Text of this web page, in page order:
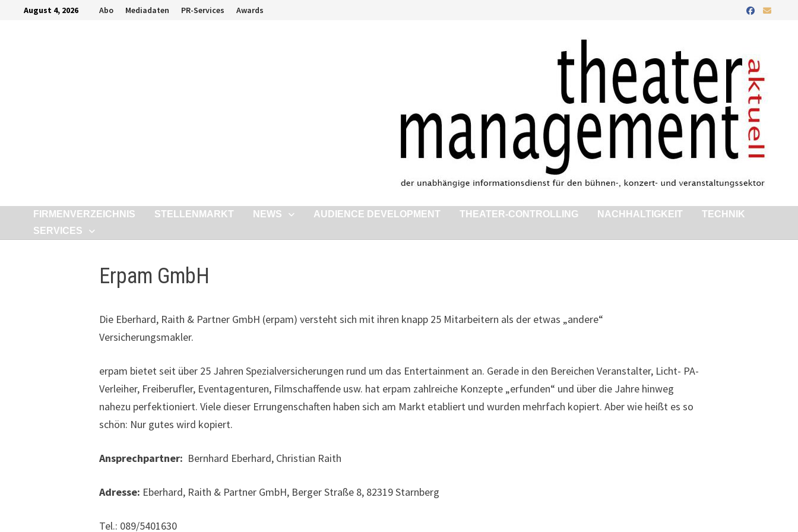
ZurückAugust 4, 2026 Abo Mediadaten PR-Services Awards
FIRMENVERZEICHNIS STELLENMARKT NEWS AUDIENCE DEVELOPMENT THEATER-CONTROLLING NACHHALTIGKEIT
TECHNIK
SERVICES
Erpam GmbH
Die Eberhard, Raith & Partner GmbH (erpam) versteht sich mit ihren knapp 25 Mitarbeitern als der etwas „andere“
Versicherungsmakler.
erpam bietet seit über 25 Jahren Spezialversicherungen rund um das Entertainment an. Gerade in den Bereichen Veranstalter, Licht- PA-
Verleiher, Freiberufler, Eventagenturen, Filmschaffende usw. hat erpam zahlreiche Konzepte „erfunden“ und über die Jahre hinweg
nahezu perfektioniert. Viele dieser Errungenschaften haben sich am Markt etabliert und wurden mehrfach kopiert. Aber wie heißt es so
schön: Nur gutes wird kopiert.
Ansprechpartner: Bernhard Eberhard, Christian Raith
Adresse: Eberhard, Raith & Partner GmbH, Berger Straße 8, 82319 Starnberg
Tel.: 089/5401630